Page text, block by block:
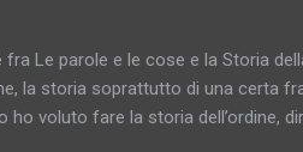
comparationis, l'elemento
Le parole e le cose e la Storia
la storia soprattutto di una certa
ho voluto fare la storia dell’ordine,